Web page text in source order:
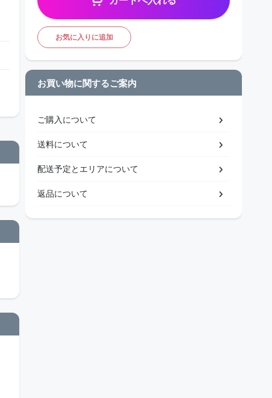
お気に入りに追加
お買い物に関するご案内
ご購入について
送料について
配送予定とエリアについて
返品について